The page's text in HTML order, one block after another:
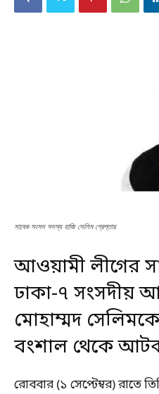
সাবেক সংসদ সদস্য হাজি সেলিম গ্রেপ্তার
আওয়ামী লীগের
ঢাকা-৭ সংসদীয়
মোহাম্মদ
বংশাল থেকে
রোববার (১ সেপ্টেম্বর) রাতে